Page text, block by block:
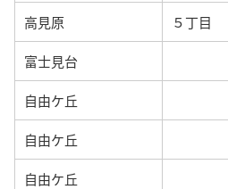
高見原 ５丁目
富士見台
自由ケ丘
自由ケ丘
自由ケ丘